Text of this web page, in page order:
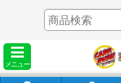
メニュー